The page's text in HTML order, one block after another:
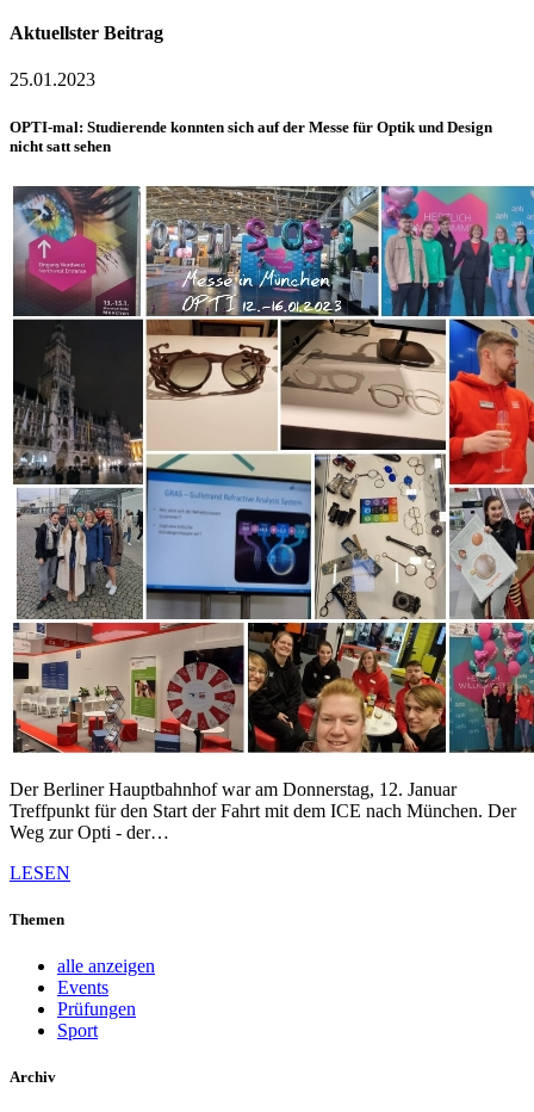
Aktuellster Beitrag
25.01.2023
OPTI-mal: Studierende konnten sich auf der Messe für Optik und Design
nicht satt sehen
Der Berliner Hauptbahnhof war am Donnerstag, 12. Januar
Treffpunkt für den Start der Fahrt mit dem ICE nach München. Der
Weg zur Opti - der…
LESEN
Themen
alle anzeigen
Events
Prüfungen
Sport
Archiv